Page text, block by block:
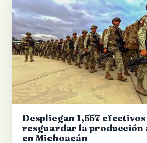
Despliegan 1,557
resguardar la producción
en Michoacán